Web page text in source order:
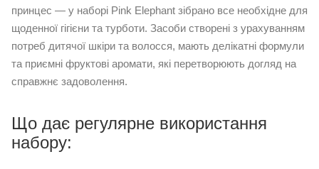
принцес — у наборі Pink Elephant зібрано все необхідне для
щоденної гігієни та турботи. Засоби створені з урахуванням
потреб дитячої шкіри та волосся, мають делікатні формули
та приємні фруктові аромати, які перетворюють догляд на
справжнє задоволення.
Що дає регулярне використання
набору: